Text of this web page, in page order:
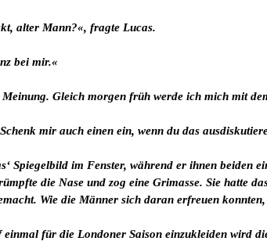
alter Mann?«, fragte Lucas.
bei mir.«
Gleich morgen früh werde ich mich mit
mir auch einen ein, wenn du das
Spiegelbild im Fenster, während er ihnen beiden
die Nase und zog eine Grimasse. Sie hatte
Wie die Männer sich daran erfreuen
für die Londoner Saison einzukleiden wird